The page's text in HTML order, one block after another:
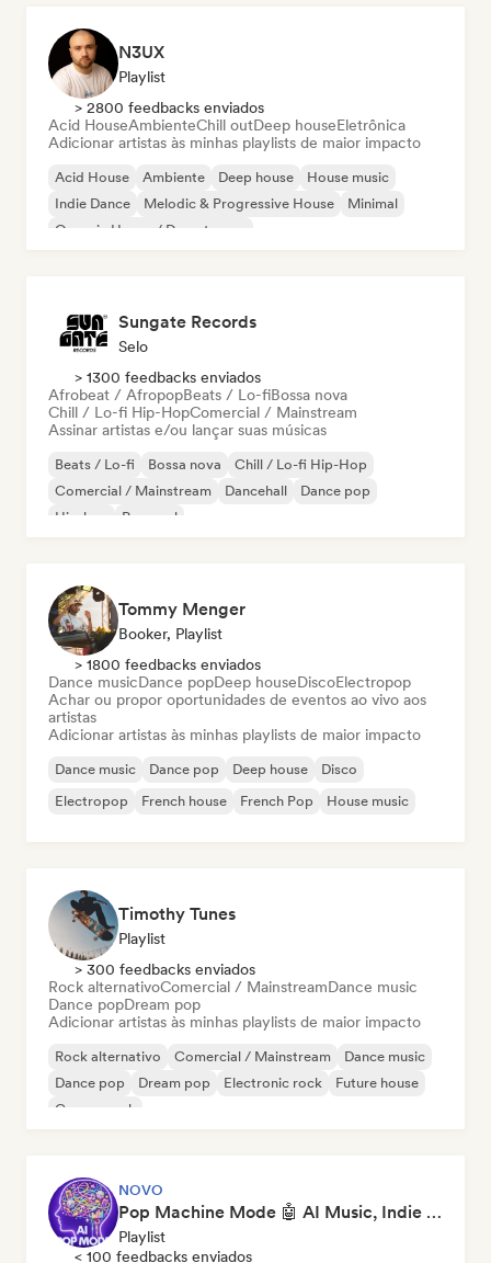
N3UX
Playlist
> 2800 feedbacks enviados
Acid HouseAmbienteChill outDeep houseEletrônica
Adicionar artistas às minhas playlists de maior impacto
Acid House Ambiente Deep house
House music
Indie Dance
Melodic & Progressive House
Minimal
Organic House / Downtempo
Sungate Records
Selo
> 1300 feedbacks enviados
Afrobeat / AfropopBeats / Lo-fiBossa nova
Chill / Lo-fi Hip-HopComercial / Mainstream
Assinar artistas e/ou lançar suas músicas
Beats / Lo-fi Bossa nova
Chill / Lo-fi Hip-Hop
Comercial / Mainstream
Dancehall
Dance pop
Hip-hop
Pop soul
Tommy Menger
Booker, Playlist
> 1800 feedbacks enviados
Dance musicDance popDeep houseDiscoElectropop
Achar ou propor oportunidades de eventos ao vivo aos
artistas
Adicionar artistas às minhas playlists de maior impacto
Dance music Dance pop Deep house
Disco
Electropop
French house French Pop House music
Timothy Tunes
Playlist
> 300 feedbacks enviados
Rock alternativoComercial / MainstreamDance music
Dance popDream pop
Adicionar artistas às minhas playlists de maior impacto
Rock alternativo Comercial / Mainstream
Dance music
Dance pop
Dream pop Electronic rock
Future house
Garage rock
NOVO
Pop Machine Mode 🤖 AI Music, Indie Pop & Dream Pop
Playlist
< 100 feedbacks enviados